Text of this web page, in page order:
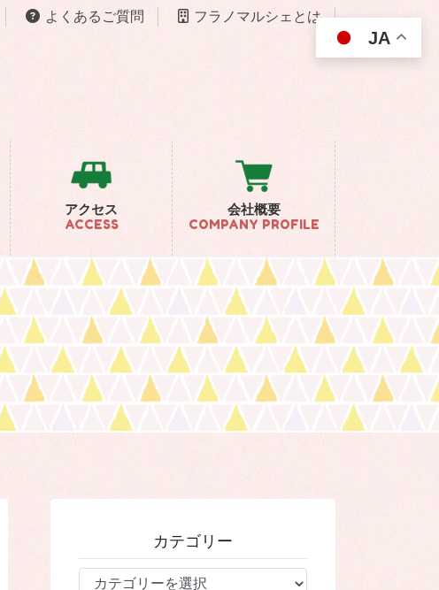
よくあるご質問 フラノマルシェとは
アクセス
ACCESS
会社概要
COMPANY PROFILE
カテゴリー
JA